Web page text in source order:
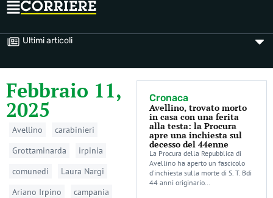
Ultimi articoli
Febbraio 11,
2025
Avellino
carabinieri
Grottaminarda
irpinia
comunedi
Laura Nargi
Ariano Irpino
campania
Cronaca
Avellino, trovato morto
in casa con una ferita
alla testa: la Procura
apre una inchiesta sul
decesso del 44enne
La Procura della Repubblica di
Avellino ha aperto un fascicolo
d’inchiesta sulla morte di S. T. Bdi
44 anni originario…